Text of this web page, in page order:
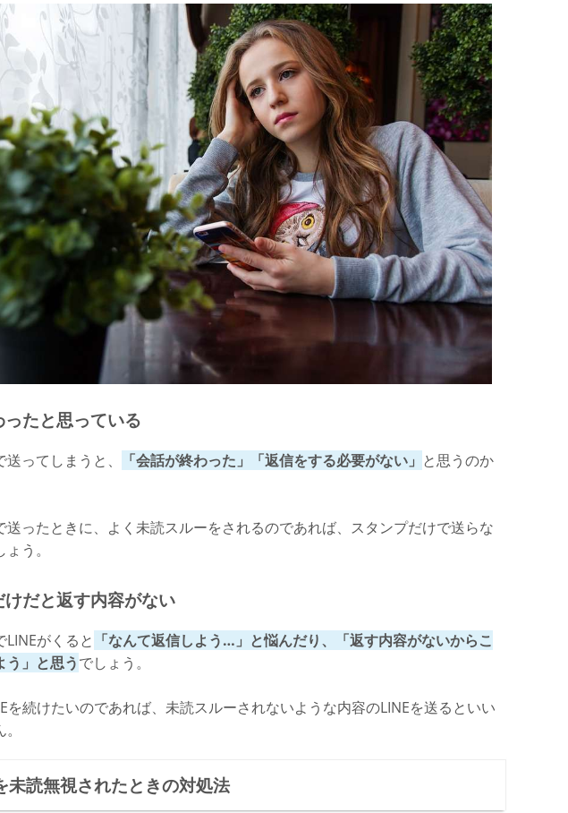
たと思っている
ってしまうと、 「会話が終わった」「返信をする必要がない」 と思うのか
送ったときに、よく未読スルーをされるのであれば、スタンプだけで送らな
う。
だと返す内容がない
がくると 「なんて返信しよう…」と悩んだり、「返す内容がないからこ
う」と思うでしょう。
を続けたいのであれば、未読スルーされないような内容のLINEを送るといい
未読無視されたときの対処法